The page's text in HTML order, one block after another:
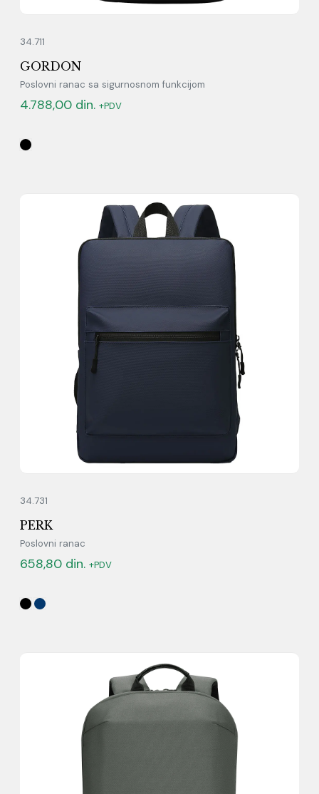
34.711
GORDON
Poslovni ranac sa sigurnosnom funkcijom
4.788,00 din. +PDV
34.731
PERK
Poslovni ranac
658,80 din. +PDV